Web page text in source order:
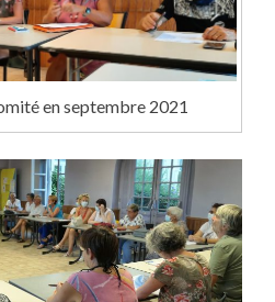
en septembre 2021